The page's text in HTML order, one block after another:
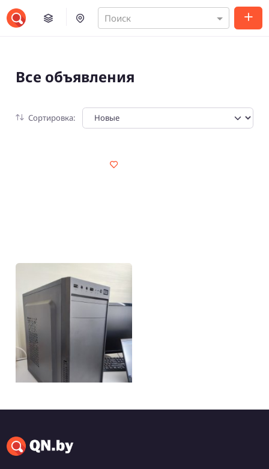
Поиск
Все объявления
Сортировка:
Мощный системный
блок для работы
Минск, Фрунзенский
Самовывоз